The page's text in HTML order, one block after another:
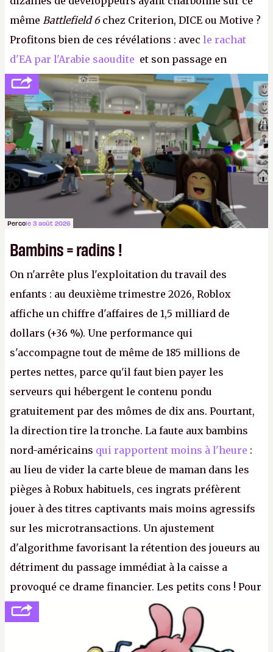
même Battlefield 6chez Criterion, DICE ou Motive ?
Profitons bien de ces révélations : avec le rachat
d'EA par l'Arabie saoudite et son passage en
société privée, l'éditeur n'aura bientôt plus
l'obligation de publier ses bilans. Encore une
victoire pour la transparence.P.
Percole 3 août 2026
Bambins = radins !
On n'arrête plus l'exploitation du travail des
enfants : au deuxième trimestre 2026, Roblox
affiche un chiffre d'affaires de 1,5 milliard de
dollars (+36 %). Une performance qui
s'accompagne tout de même de 185 millions de
pertes nettes, parce qu'il faut bien payer les
serveurs qui hébergent le contenu pondu
gratuitement par des mômes de dix ans. Pourtant,
la direction tire la tronche. La faute aux bambins
nord-américains qui rapportent moins à l'heure :
au lieu de vider la carte bleue de maman dans les
pièges à Robux habituels, ces ingrats préfèrent
jouer à des titres captivants mais moins agressifs
sur les microtransactions. Un ajustement
d'algorithme favorisant la rétention des joueurs au
détriment du passage immédiat à la caisse a
provoqué ce drame financier. Les petits cons ! Pour
se consoler, le PDG David Baszucki peut compter
sur le déblocage du jeu en Russie et l'explosion des
joueurs majeurs (+32 %). L'avenir appartient donc